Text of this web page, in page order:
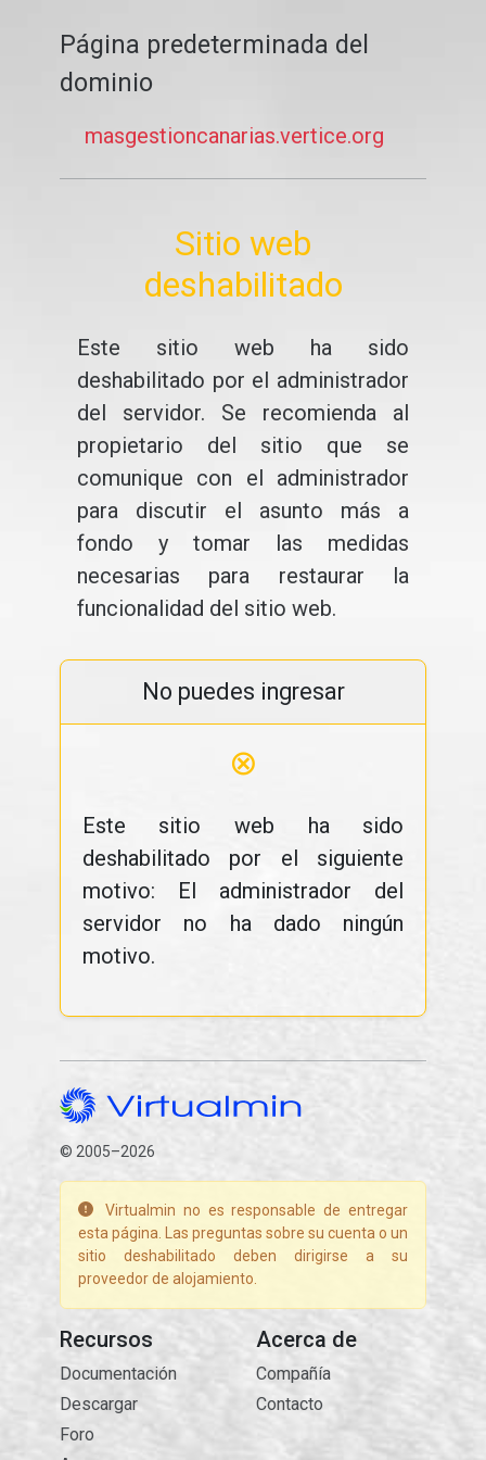
Página predeterminada del
dominio
masgestioncanarias.vertice.org
Sitio web
deshabilitado
Este sitio web ha sido
deshabilitado por el administrador
del servidor. Se recomienda al
propietario del sitio que se
comunique con el administrador
para discutir el asunto más a
fondo y tomar las medidas
necesarias para restaurar la
funcionalidad del sitio web.
No puedes ingresar
⊗
Este sitio web ha sido
deshabilitado por el siguiente
motivo: El administrador del
servidor no ha dado ningún
motivo.
© 2005–2026
Virtualmin no es responsable de entregar
esta página. Las preguntas sobre su cuenta o un
sitio deshabilitado deben dirigirse a su
proveedor de alojamiento.
Recursos
Documentación
Descargar
Foro
Acerca de
Compañía
Contacto